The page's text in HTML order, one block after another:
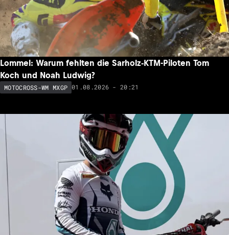
Lommel: Warum fehlten die Sarholz-KTM-Piloten Tom
Koch und Noah Ludwig?
MOTOCROSS-WM MXGP 01.08.2026 - 20:21